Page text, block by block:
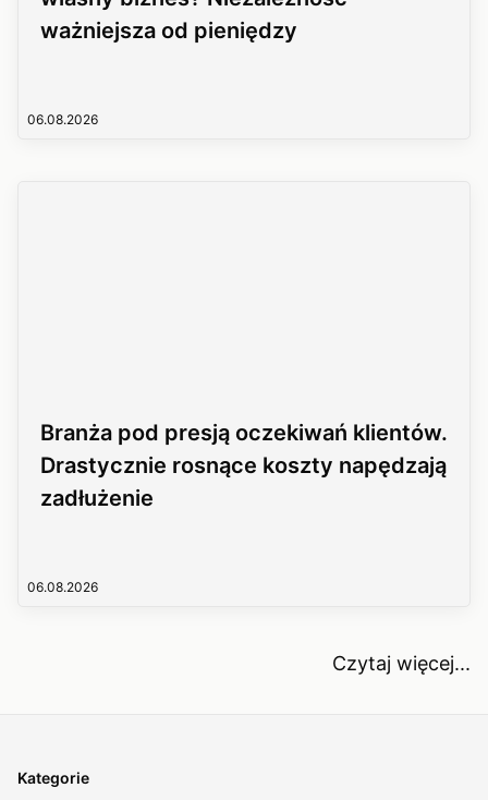
ważniejsza od pieniędzy
06.08.2026
Branża pod presją oczekiwań klientów.
Drastycznie rosnące koszty napędzają
zadłużenie
06.08.2026
Czytaj więcej...
Kategorie